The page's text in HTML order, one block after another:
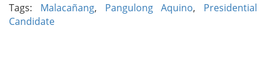
Tags: Malacañang, Pangulong Aquino, Presidential
Candidate